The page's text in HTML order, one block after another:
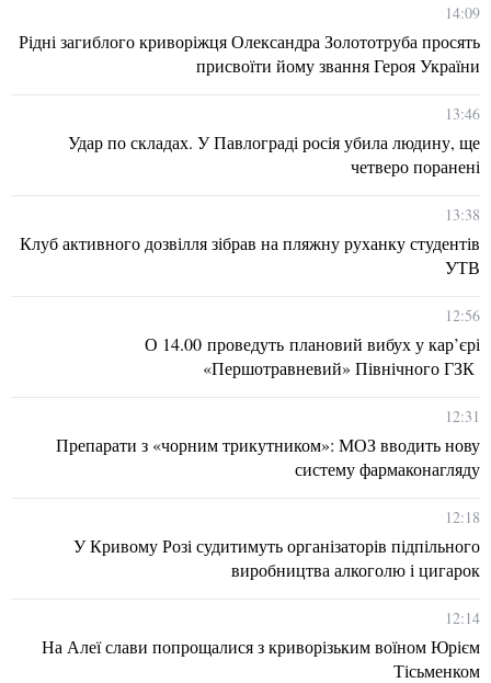
14:09
Рідні загиблого криворіжця Олександра Золототруба просять
присвоїти йому звання Героя України
13:46
Удар по складах. У Павлограді росія убила людину, ще
четверо поранені
13:38
Клуб активного дозвілля зібрав на пляжну руханку студентів
УТВ
12:56
О 14.00 проведуть плановий вибух у кар’єрі
«Першотравневий» Північного ГЗК
12:31
Препарати з «чорним трикутником»: МОЗ вводить нову
систему фармаконагляду
12:18
У Кривому Розі судитимуть організаторів підпільного
виробництва алкоголю і цигарок
12:14
На Алеї слави попрощалися з криворізьким воїном Юрієм
Тісьменком